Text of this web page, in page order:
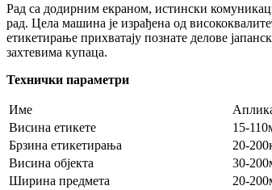
Рад са додирним екраном, истински
рад. Цела машина је израђена од
етикетирање прихватају познате делове
захтевима купаца.
Технички параметри
Име
Висина етикете
15-
Брзина етикетирања
20-
Висина објекта
30-
Ширина предмета
20-